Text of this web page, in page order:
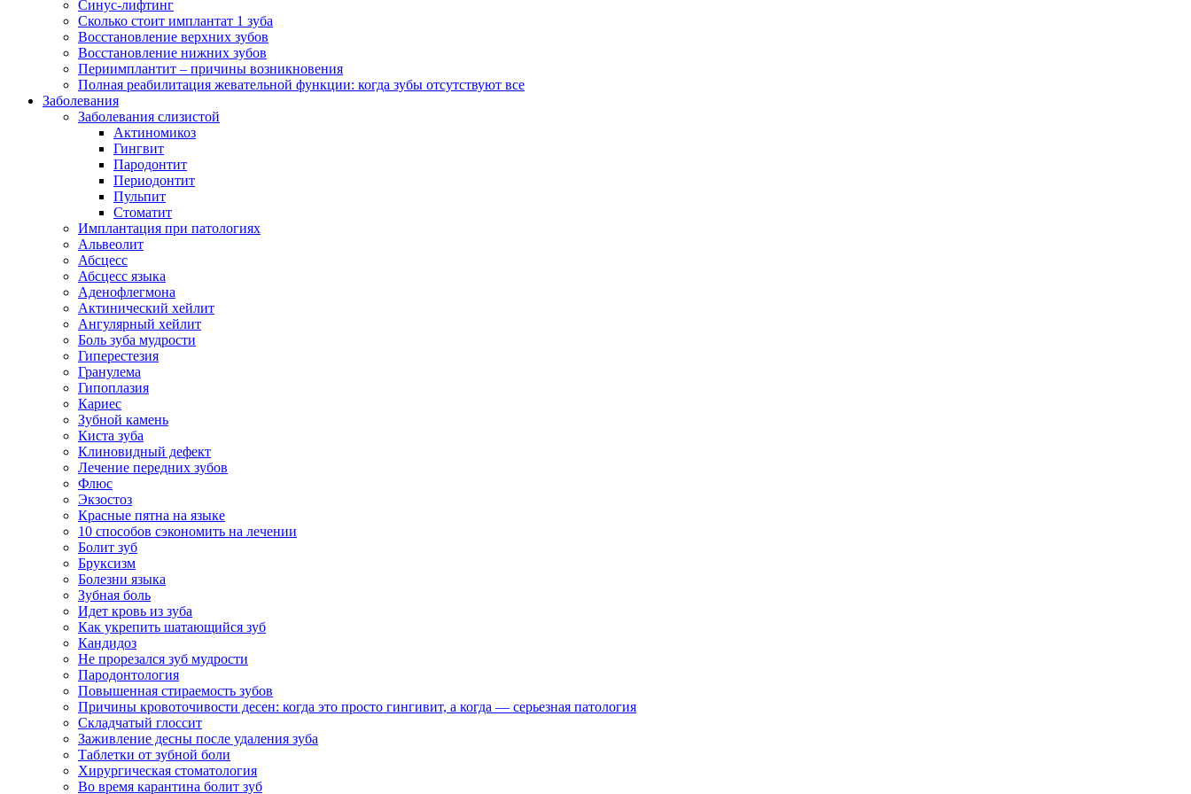
Синус-лифтинг
Сколько стоит имплантат 1 зуба
Восстановление верхних зубов
Восстановление нижних зубов
Периимплантит – причины возникновения
Полная реабилитация жевательной функции: когда зубы отсутствуют все
Заболевания
Заболевания слизистой
Актиномикоз
Гингвит
Пародонтит
Периодонтит
Пульпит
Стоматит
Имплантация при патологиях
Альвеолит
Абсцесс
Абсцесс языка
Аденофлегмона
Актинический хейлит
Ангулярный хейлит
Боль зуба мудрости
Гиперестезия
Гранулема
Гипоплазия
Кариес
Зубной камень
Киста зуба
Клиновидный дефект
Лечение передних зубов
Флюс
Экзостоз
Красные пятна на языке
10 способов сэкономить на лечении
Болит зуб
Бруксизм
Болезни языка
Зубная боль
Идет кровь из зуба
Как укрепить шатающийся зуб
Кандидоз
Не прорезался зуб мудрости
Пародонтология
Повышенная стираемость зубов
Причины кровоточивости десен: когда это просто гингивит, а когда — серьезная патология
Складчатый глоссит
Заживление десны после удаления зуба
Таблетки от зубной боли
Хирургическая стоматология
Во время карантина болит зуб